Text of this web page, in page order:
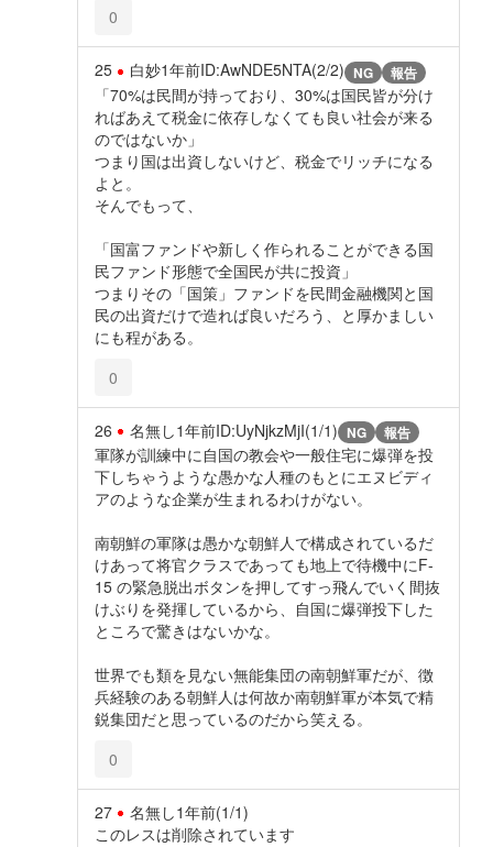
0
25 白妙1年前ID:AwNDE5NTA(2/2) NG 報告
「70%は民間が持っており、30%は国民皆が分け
ればあえて税金に依存しなくても良い社会が来る
のではないか」
つまり国は出資しないけど、税金でリッチになる
よと。
そんでもって、
「国富ファンドや新しく作られることができる国
民ファンド形態で全国民が共に投資」
つまりその「国策」ファンドを民間金融機関と国
民の出資だけで造れば良いだろう、と厚かましい
にも程がある。
0
26 名無し1年前ID:UyNjkzMjI(1/1) NG 報告
軍隊が訓練中に自国の教会や一般住宅に爆弾を投
下しちゃうような愚かな人種のもとにエヌビディ
アのような企業が生まれるわけがない。
南朝鮮の軍隊は愚かな朝鮮人で構成されているだ
けあって将官クラスであっても地上で待機中にF-
15 の緊急脱出ボタンを押してすっ飛んでいく間抜
けぶりを発揮しているから、自国に爆弾投下した
ところで驚きはないかな。
世界でも類を見ない無能集団の南朝鮮軍だが、徴
兵経験のある朝鮮人は何故か南朝鮮軍が本気で精
鋭集団だと思っているのだから笑える。
0
27 名無し1年前(1/1)
このレスは削除されています